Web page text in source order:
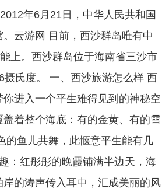
年6月21日，中华人民共和国
云游网 目前，西沙群岛唯有中
上。西沙群岛位于海南省三沙市
氏度。 一、西沙旅游怎么样 西
进入一个平生难得见到的神秘空
着整个海底：有的金黄、有的雪
的鱼儿共舞，此惬意平生能有几
：红彤彤的晚霞铺满半边天，海
的涛声传入耳中，汇成美丽的风